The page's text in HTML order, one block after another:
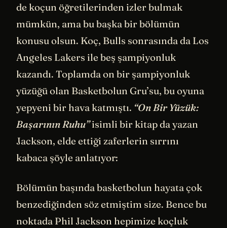
de koçun öğretilerinden izler bulmak
mümkün, ama bu başka bir bölümün
konusu olsun. Koç, Bulls sonrasında da Los
Angeles Lakers ile beş şampiyonluk
kazandı. Toplamda on bir şampiyonluk
yüzüğü olan Basketbolun Gru’su, bu oyuna
yepyeni bir hava katmıştı. “On Bir Yüzük:
Başarının Ruhu”isimli bir kitap da yazan
Jackson, elde ettiği zaferlerin sırrını
kabaca şöyle anlatıyor:
Bölümün başında basketbolun hayata çok
benzediğinden söz etmiştim size. Bence bu
noktada Phil Jackson hepimize koçluk